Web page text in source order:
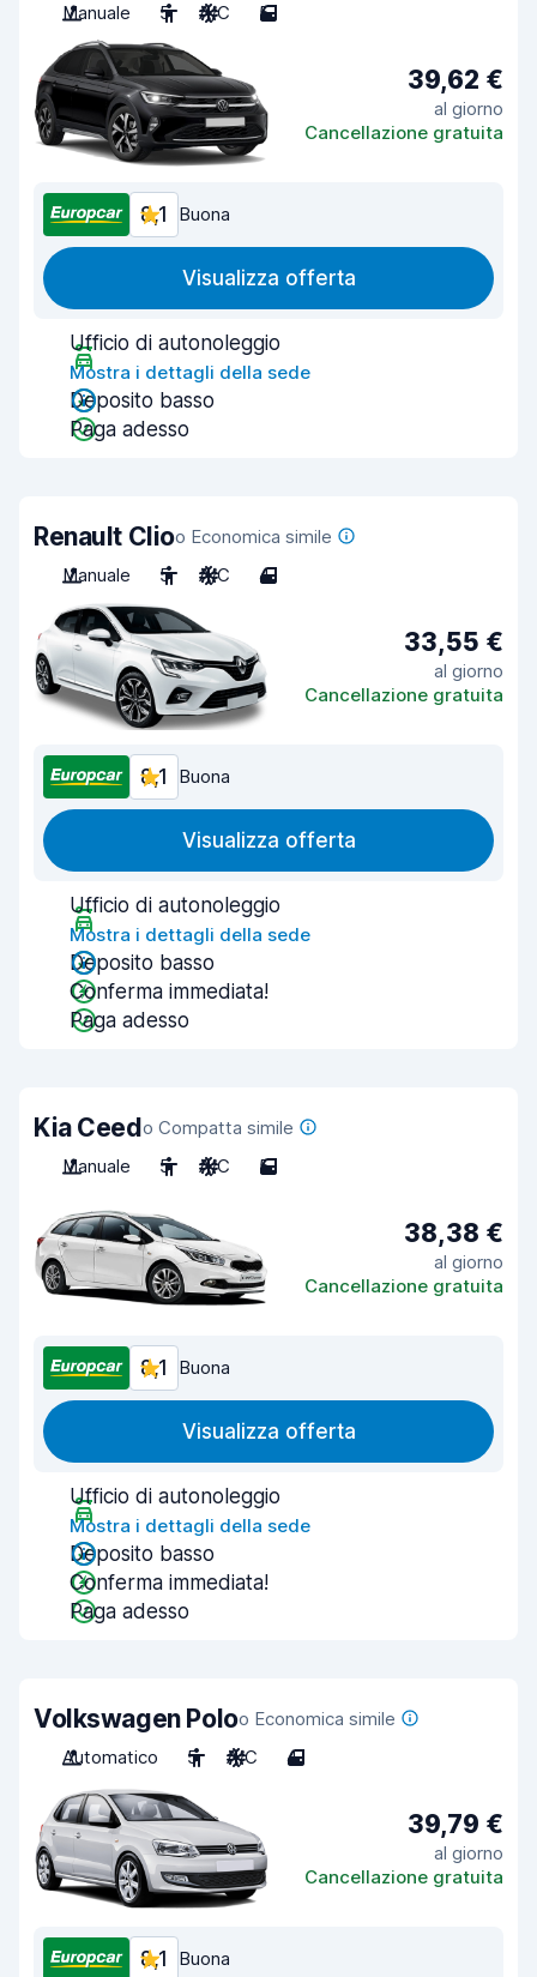
Manuale
5 A/C 5
39,62 €
al giorno
Cancellazione gratuita
8,1 Buona
Visualizza offerta
Ufficio di autonoleggio
Mostra i dettagli della sede
Deposito basso
Paga adesso
Renault Clioo Economica simile
Manuale
5 A/C 4
33,55 €
al giorno
Cancellazione gratuita
8,1 Buona
Visualizza offerta
Ufficio di autonoleggio
Mostra i dettagli della sede
Deposito basso
Conferma immediata!
Paga adesso
Kia Ceedo Compatta simile
Manuale
5 A/C 5
38,38 €
al giorno
Cancellazione gratuita
8,1 Buona
Visualizza offerta
Ufficio di autonoleggio
Mostra i dettagli della sede
Deposito basso
Conferma immediata!
Paga adesso
Volkswagen Poloo Economica simile
Automatico
5 A/C 4
39,79 €
al giorno
Cancellazione gratuita
8,1 Buona